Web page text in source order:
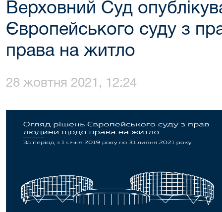
Верховний Суд
Європейського суду з
права на житло
28 жовтня 2021, 12:24